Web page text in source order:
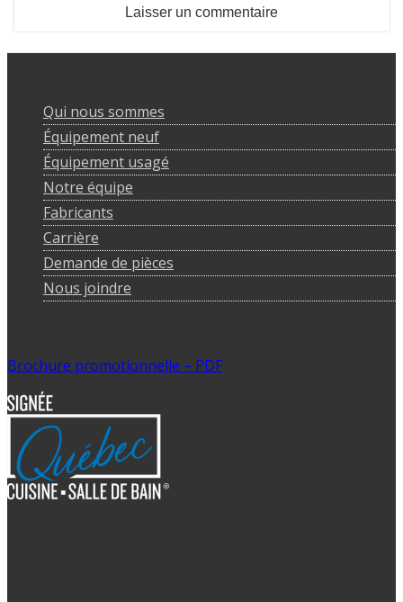
Qui nous sommes
Équipement neuf
Équipement usagé
Notre équipe
Fabricants
Carrière
Demande de pièces
Nous joindre
Brochure promotionnelle – PDF